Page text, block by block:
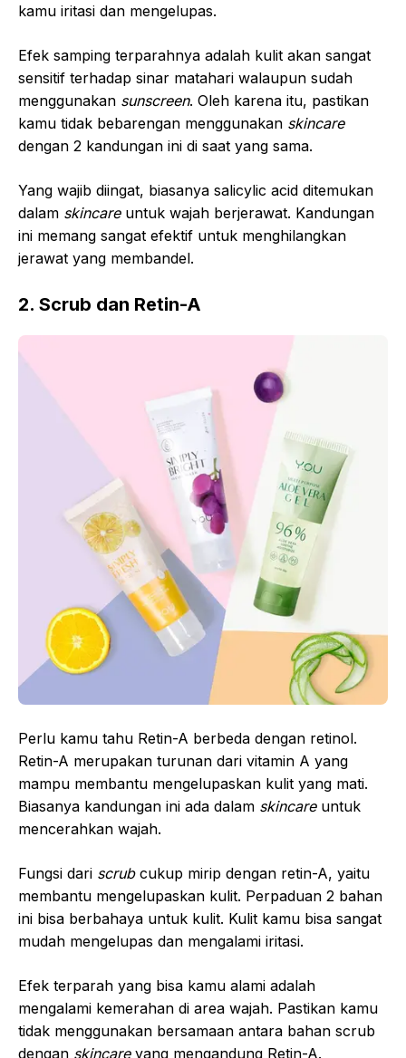
kamu iritasi dan mengelupas.
Efek samping terparahnya adalah kulit akan sangat
sensitif terhadap sinar matahari walaupun sudah
menggunakan sunscreen. Oleh karena itu, pastikan
kamu tidak bebarengan menggunakan skincare
dengan 2 kandungan ini di saat yang sama.
Yang wajib diingat, biasanya salicylic acid ditemukan
dalam skincareuntuk wajah berjerawat. Kandungan
ini memang sangat efektif untuk menghilangkan
jerawat yang membandel.
2. Scrub dan Retin-A
Perlu kamu tahu Retin-A berbeda dengan retinol.
Retin-A merupakan turunan dari vitamin A yang
mampu membantu mengelupaskan kulit yang mati.
Biasanya kandungan ini ada dalam skincareuntuk
mencerahkan wajah.
Fungsi dari scrub cukup mirip dengan retin-A, yaitu
membantu mengelupaskan kulit. Perpaduan 2 bahan
ini bisa berbahaya untuk kulit. Kulit kamu bisa sangat
mudah mengelupas dan mengalami iritasi.
Efek terparah yang bisa kamu alami adalah
mengalami kemerahan di area wajah. Pastikan kamu
tidak menggunakan bersamaan antara bahan scrub
dengan skincareyang mengandung Retin-A.